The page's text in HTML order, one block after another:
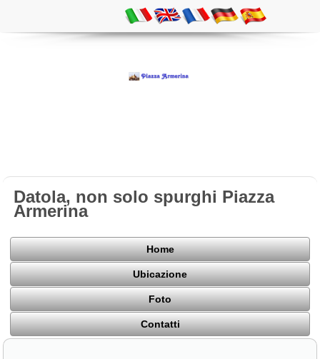
Datola, non solo spurghi Piazza
Armerina
Home
Ubicazione
Foto
Contatti